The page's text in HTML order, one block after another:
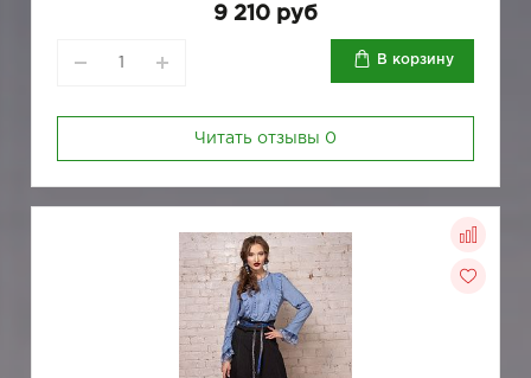
9 210 руб
В корзину
Читать отзывы 0